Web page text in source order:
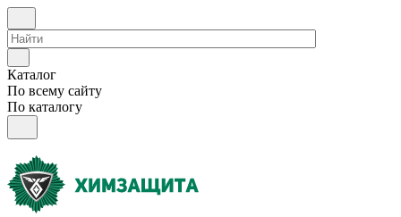
Каталог
По всему сайту
По каталогу